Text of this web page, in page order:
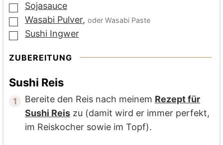
▢
Sojasauce
▢
Wasabi Pulver, oder Wasabi Paste
▢
Sushi Ingwer
ZUBEREITUNG
Sushi Reis
Bereite den Reis nach meinem Rezept für
Sushi Reis zu (damit wird er immer perfekt,
im Reiskocher sowie im Topf).